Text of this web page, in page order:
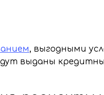
, выгодными
выданы